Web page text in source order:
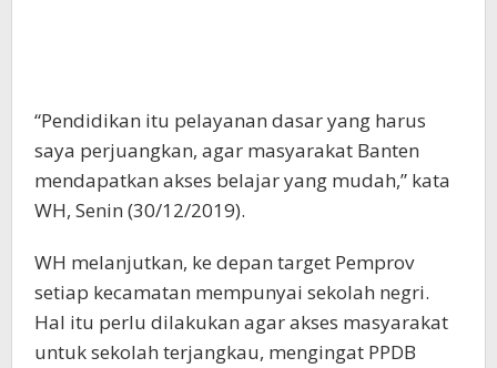
“Pendidikan itu pelayanan dasar yang harus
saya perjuangkan, agar masyarakat Banten
mendapatkan akses belajar yang mudah,” kata
WH, Senin (30/12/2019).
WH melanjutkan, ke depan target Pemprov
setiap kecamatan mempunyai sekolah negri.
Hal itu perlu dilakukan agar akses masyarakat
untuk sekolah terjangkau, mengingat PPDB